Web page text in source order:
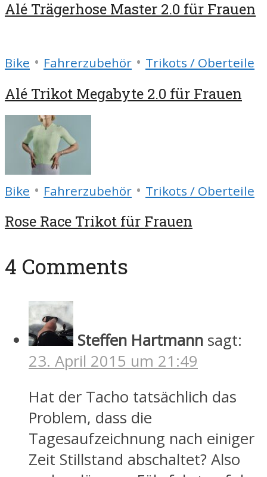
Alé Trägerhose Master 2.0 für Frauen
Bike • Fahrerzubehör • Trikots / Oberteile
Alé Trikot Megabyte 2.0 für Frauen
Bike • Fahrerzubehör • Trikots / Oberteile
Rose Race Trikot für Frauen
4 Comments
Steffen Hartmann sagt:
23. April 2015 um 21:49
Hat der Tacho tatsächlich das
Problem, dass die
Tagesaufzeichnung nach einiger
Zeit Stillstand abschaltet? Also